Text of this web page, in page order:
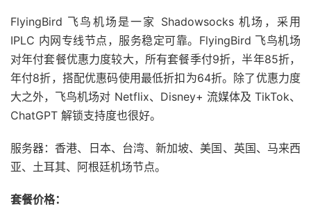
FlyingBird 飞鸟机场是一家 Shadowsocks 机场，采用
IPLC 内网专线节点，服务稳定可靠。FlyingBird 飞鸟机场
对年付套餐优惠力度较大，所有套餐季付9折，半年85折，
年付8折，搭配优惠码使用最低折扣为64折。除了优惠力度
大之外，飞鸟机场对 Netflix、Disney+ 流媒体及 TikTok、
ChatGPT 解锁支持度也很好。
服务器：香港、日本、台湾、新加坡、美国、英国、马来西
亚、土耳其、阿根廷机场节点。
套餐价格：